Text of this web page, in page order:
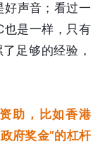
好声音；看过一
也是一样，只有
足够的经验，
助，比如香港
府奖金”的杠杆